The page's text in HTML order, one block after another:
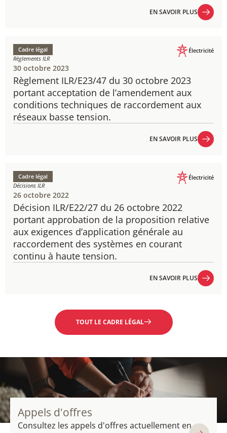
EN SAVOIR PLUS
Règlement ILR/E23/47 du 30 octobre 2023
​portant acceptation de l’amendement aux
conditions techniques de raccordement aux
réseaux basse tension.
Cadre légal
Règlements ILR
Électricité
30 octobre 2023
EN SAVOIR PLUS
Décision ILR/E22/27 du 26 octobre 2022
​portant approbation de la proposition relative
aux exigences d’application générale au
raccordement des systèmes en courant
continu à haute tension.
Cadre légal
Décisions ILR
Électricité
26 octobre 2022
EN SAVOIR PLUS
TOUT LE CADRE LÉGAL
Appels d'offres
Consultez les appels d'offres actuellement en